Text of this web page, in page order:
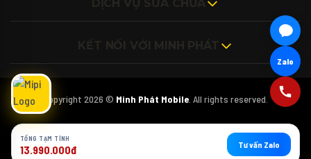
TỔNG TẠM TÍNH
13.990.000đ Tư vấn Zalo
Zalo
Copyright 2026 © Minh Phát Mobile . All rights reserved.